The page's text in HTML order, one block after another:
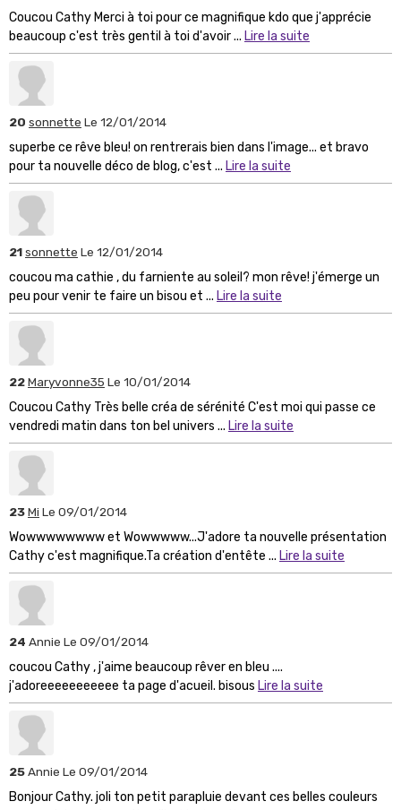
Coucou Cathy Merci à toi pour ce magnifique kdo que j'apprécie
beaucoup c'est très gentil à toi d'avoir ... Lire la suite
20 sonnette Le 12/01/2014
superbe ce rêve bleu! on rentrerais bien dans l'image... et bravo
pour ta nouvelle déco de blog, c'est ... Lire la suite
21sonnette Le 12/01/2014
coucou ma cathie , du farniente au soleil? mon rêve! j'émerge un
peu pour venir te faire un bisou et ... Lire la suite
22Maryvonne35 Le 10/01/2014
Coucou Cathy Très belle créa de sérénité C'est moi qui passe ce
vendredi matin dans ton bel univers ... Lire la suite
23Mi Le 09/01/2014
Wowwwwwwww et Wowwwww...J'adore ta nouvelle présentation
Cathy c'est magnifique.Ta création d'entête ... Lire la suite
24 Annie Le 09/01/2014
coucou Cathy , j'aime beaucoup rêver en bleu ....
j'adoreeeeeeeeeee ta page d'acueil. bisous Lire la suite
25Annie Le 09/01/2014
Bonjour Cathy. joli ton petit parapluie devant ces belles couleurs